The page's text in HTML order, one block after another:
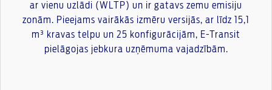
ar vienu uzlādi (WLTP) un ir gatavs zemu emisiju
zonām. Pieejams vairākās izmēru versijās, ar līdz 15,1
m³ kravas telpu un 25 konfigurācijām, E-Transit
pielāgojas jebkura uzņēmuma vajadzībām.